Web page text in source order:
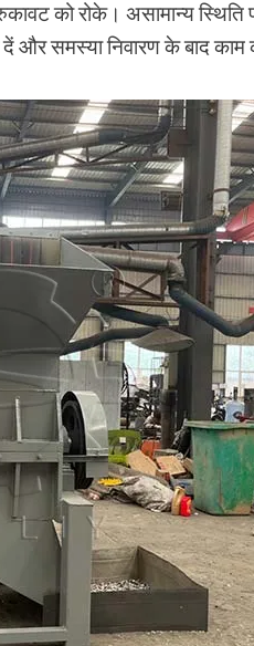
को रोके। असामान्य स्थिति
और समस्या निवारण के बाद काम